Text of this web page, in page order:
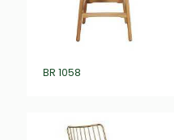
BR 1058